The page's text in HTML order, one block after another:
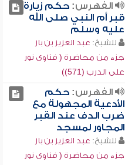
الفهرس:حكم زيارة
قبر أم النبي صلى الله
عليه وسلم
للشيخ: عبد العزيز بن باز
جزء من محاضرة ( فتاوى نور
على الدرب (571))
الفهرس:حكم
الأدعية المجهولة مع
ضرب الدف عند القبر
المجاور لمسجد
للشيخ: عبد العزيز بن باز
جزء من محاضرة ( فتاوى نور